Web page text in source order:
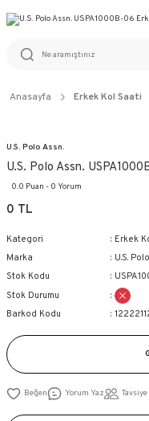
%100
Anasayfa Erkek Kol Saati
U.S. Polo Assn.
U.S. Polo Assn.
0.0 Puan - 0 Yorum
0 TL
Kategori Erkek
Marka
U.S.
Stok Kodu
Stok Durumu
Barkod Kodu
Yorum Yaz